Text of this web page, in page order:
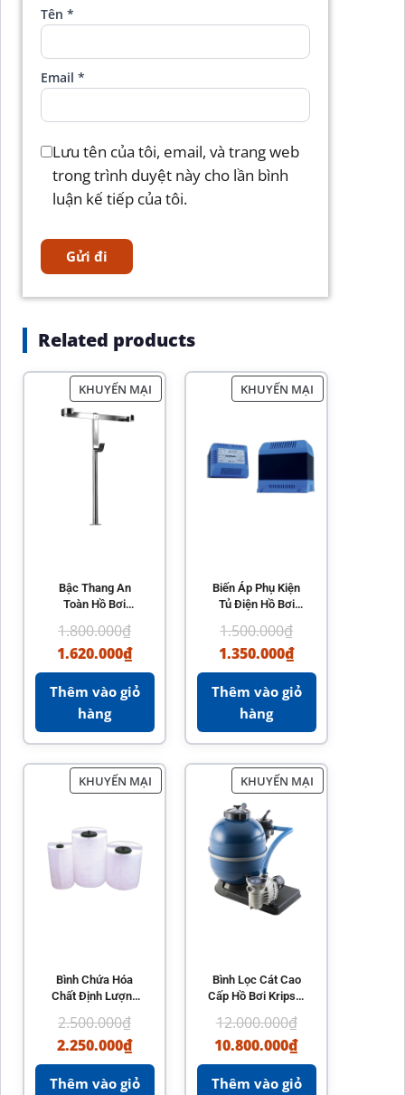
Tên *
Email *
Lưu tên của tôi, email, và trang web
trong trình duyệt này cho lần bình
luận kế tiếp của tôi.
Related products
KHUYẾN MẠI
Bậc Thang An
Toàn Hồ Bơi
1.800.000₫
1.620.000₫
Thêm vào giỏ
hàng
KHUYẾN MẠI
Biến Áp Phụ Kiện
Tủ Điện Hồ Bơi
1.500.000₫
1.350.000₫
Thêm vào giỏ
hàng
KHUYẾN MẠI
Bình Chứa Hóa
Chất Định Lượng
2.500.000₫
2.250.000₫
Thêm vào giỏ
KHUYẾN MẠI
Bình Lọc Cát Cao
Cấp Hồ Bơi Kripsol
12.000.000₫
10.800.000₫
Thêm vào giỏ